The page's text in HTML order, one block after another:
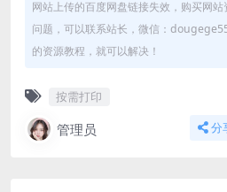
网站上传的百度网盘链接失效，购买网
问题，可以联系站长，微信：
的资源教程，就可以解决！
按需打印
管理员 分